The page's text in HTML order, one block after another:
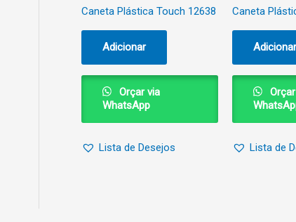
Caneta Plástica Touch 12638
Adicionar
Orçar via
WhatsApp
Lista de Desejos
Caneta
Adicionar
Lista de